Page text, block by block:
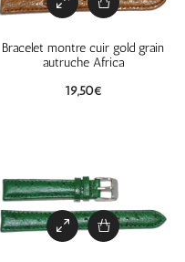
Bracelet montre cuir gold grain
autruche Africa
19,50€